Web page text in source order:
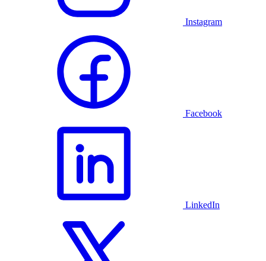
Instagram
Facebook
LinkedIn